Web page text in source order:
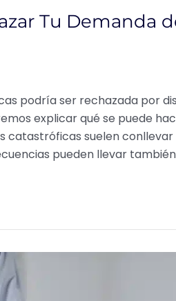
Tu Demanda
podría ser rechazada por
explicar qué se puede
catastróficas suelen
pueden llevar